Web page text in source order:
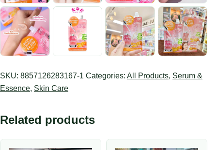
SKU: 8857126283167-1 Categories: All Products, Serum &
Essence, Skin Care
Related products